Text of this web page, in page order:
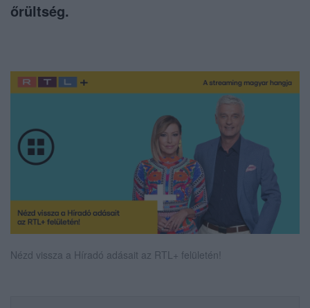
őrültség.
Nézd vissza a Híradó adásait az RTL+ felületén!